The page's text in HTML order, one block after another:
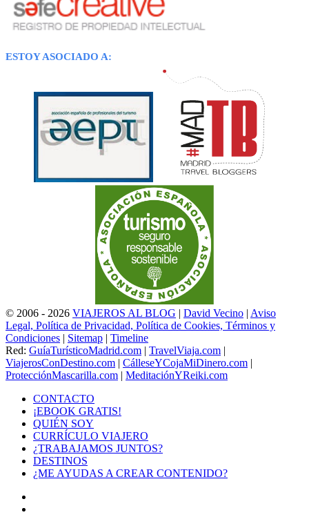
ESTOY ASOCIADO A:
© 2006 - 2026 VIAJEROS AL BLOG | David Vecino | Aviso
Legal, Política de Privacidad, Política de Cookies, Términos y
Condiciones | Sitemap | Timeline
Red: GuíaTurísticoMadrid.com | TravelViaja.com |
ViajerosConDestino.com | CálleseYCojaMiDinero.com |
ProtecciónMascarilla.com | MeditaciónYReiki.com
CONTACTO
¡EBOOK GRATIS!
QUIÉN SOY
CURRÍCULO VIAJERO
¿TRABAJAMOS JUNTOS?
DESTINOS
¿ME AYUDAS A CREAR CONTENIDO?